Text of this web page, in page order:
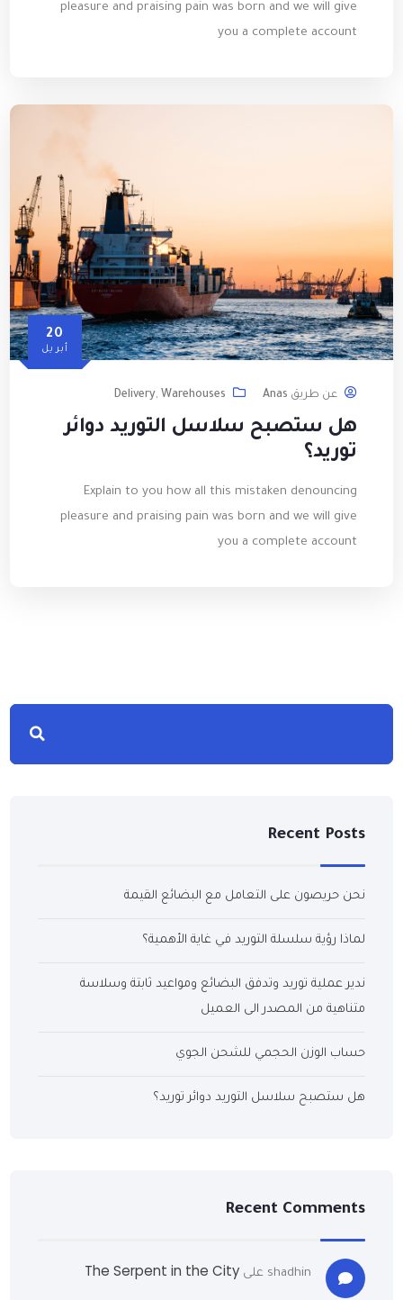
pleasure and praising pain was born and we will give
you a complete account
20
أبريل
عن طريق Anas
Delivery, Warehouses
هل ستصبح سلاسل التوريد دوائر
توريد؟
Explain to you how all this mistaken denouncing
pleasure and praising pain was born and we will give
you a complete account
Recent Posts
نحن حريصون على التعامل مع البضائع القيمة
لماذا رؤية سلسلة التوريد في غاية الأهمية؟
ندير عملية توريد وتدفق البضائع ومواعيد ثابتة وسلاسة
متناهية من المصدر الى العميل
حساب الوزن الحجمي للشحن الجوي
هل ستصبح سلاسل التوريد دوائر توريد؟
Recent Comments
shadhin علىThe Serpent in the City